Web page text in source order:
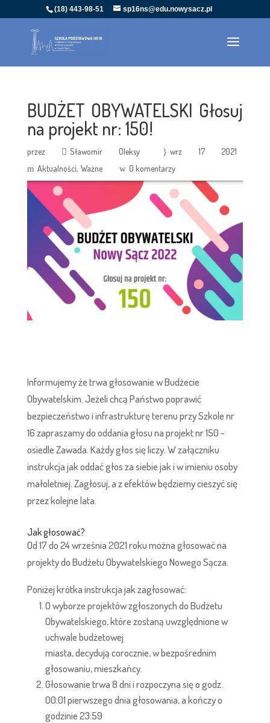
(18) 443-98-51 sp16ns@edu.nowysacz.pl
BUDŻET OBYWATELSKI Głosuj
na projekt nr: 150!
przez Sławomir Oleksy
wrz 17 2021
Aktualności Ważne 0 komentarzy
Informujemy że trwa głosowanie w Budżecie
Obywatelskim. Jeżeli chcą Państwo poprawić
bezpieczeństwo i infrastrukturę terenu przy Szkole nr
16 zapraszamy do oddania głosu na projekt nr 150 -
osiedle Zawada. Każdy głos się liczy. W załączniku
instrukcja jak oddać głos za siebie jak i w imieniu osoby
małoletniej. Zagłosuj, a z efektów będziemy cieszyć się
przez kolejne lata.
Jak głosować?
Od 17 do 24 września 2021 roku można głosować na
projekty do Budżetu Obywatelskiego Nowego Sącza.
Poniżej krótka instrukcja jak zagłosować:
O wyborze projektów zgłoszonych do Budżetu
Obywatelskiego, które zostaną uwzględnione w
uchwale budżetowej
miasta, decydują corocznie, w bezpośrednim
głosowaniu, mieszkańcy.
Głosowanie trwa 8 dni i rozpoczyna się o godz.
00:01 pierwszego dnia głosowania, a kończy o
godzinie 23:59